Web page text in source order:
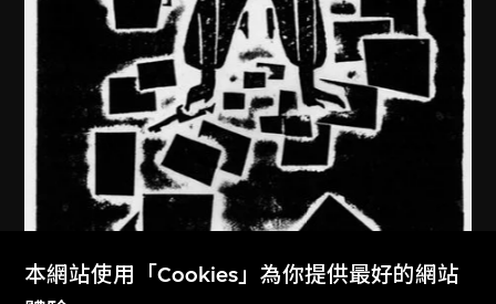
本網站使用「Cookies」為你提供最好的網站